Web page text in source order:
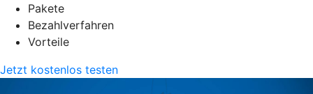
Pakete
Bezahlverfahren
Vorteile
Jetzt kostenlos testen